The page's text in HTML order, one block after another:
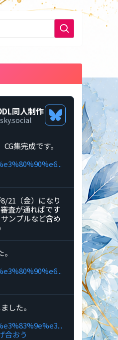
同人制作
Bluesky
プ
ー
ル
見
集完成です。
21（金）になり
査が通ればです
ンプルなど含め
した。
合おう